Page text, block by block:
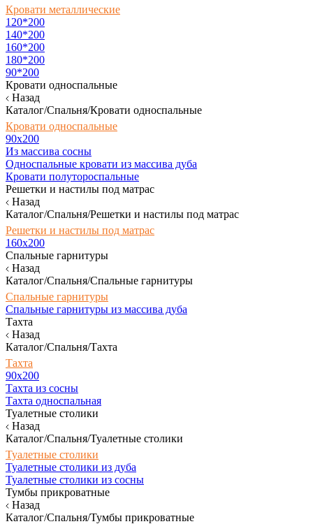
Кровати металлические
120*200
140*200
160*200
180*200
90*200
Кровати односпальные
Назад
Каталог/Спальня/Кровати односпальные
Кровати односпальные
90х200
Из массива сосны
Односпальные кровати из массива дуба
Кровати полутороспальные
Решетки и настилы под матрас
Назад
Каталог/Спальня/Решетки и настилы под матрас
Решетки и настилы под матрас
160х200
Спальные гарнитуры
Назад
Каталог/Спальня/Спальные гарнитуры
Спальные гарнитуры
Спальные гарнитуры из массива дуба
Тахта
Назад
Каталог/Спальня/Тахта
Тахта
90х200
Тахта из сосны
Тахта односпальная
Туалетные столики
Назад
Каталог/Спальня/Туалетные столики
Туалетные столики
Туалетные столики из дуба
Туалетные столики из сосны
Тумбы прикроватные
Назад
Каталог/Спальня/Тумбы прикроватные